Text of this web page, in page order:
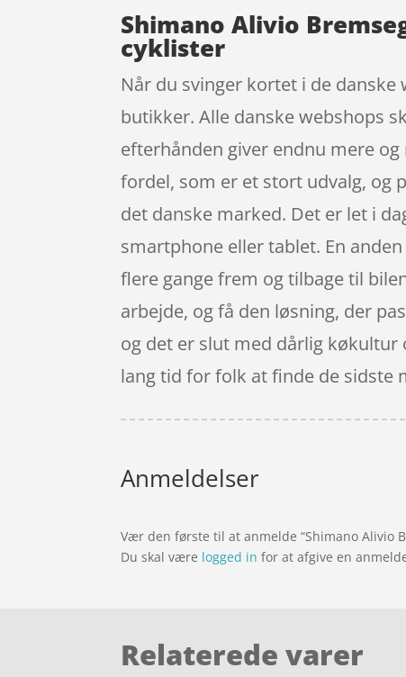
Shimano Alivio
cyklister
Når du svinger kortet i de
butikker. Alle danske webshops
efterhånden giver endnu mere
fordel, som er et stort udvalg, og
det danske marked. Det er let i
smartphone eller tablet. En
flere gange frem og tilbage til
arbejde, og få den løsning, der
og det er slut med dårlig
lang tid for folk at finde de sidste
Anmeldelser
Vær den første til at anmelde “Shimano Alivio
Du skal være logged in for at afgive en
Relaterede varer